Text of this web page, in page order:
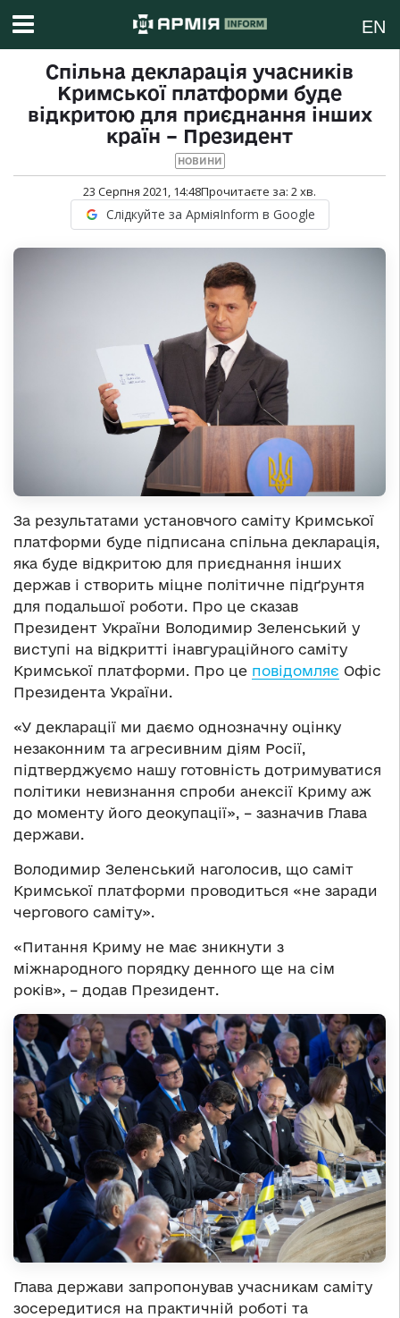
EN
Спільна декларація учасників
Кримської платформи буде
відкритою для приєднання інших
країн – Президент
НОВИНИ
23 Серпня 2021, 14:48Прочитаєте за: 2хв.
Слідкуйте за АрміяInform в Google
За результатами установчого саміту Кримської
платформи буде підписана спільна декларація,
яка буде відкритою для приєднання інших
держав і створить міцне політичне підґрунтя
для подальшої роботи. Про це сказав
Президент України Володимир Зеленський у
виступі на відкритті інавгураційного саміту
Кримської платформи. Про це повідомляє Офіс
Президента України.
«У декларації ми даємо однозначну оцінку
незаконним та агресивним діям Росії,
підтверджуємо нашу готовність дотримуватися
політики невизнання спроби анексії Криму аж
до моменту його деокупації», – зазначив Глава
держави.
Володимир Зеленський наголосив, що саміт
Кримської платформи проводиться «не заради
чергового саміту».
«Питання Криму не має зникнути з
міжнародного порядку денного ще на сім
років», – додав Президент.
Глава держави запропонував учасникам саміту
зосередитися на практичній роботі та